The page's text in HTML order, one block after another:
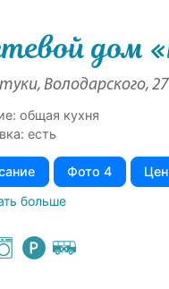
дом
Володарского, 27
общая кухня
есть
Фото 4
больше